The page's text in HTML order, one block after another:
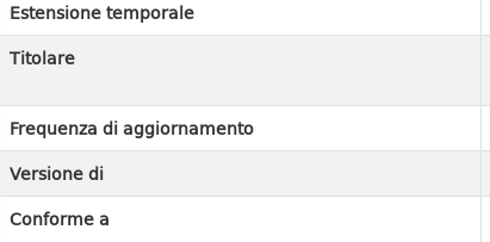
Estensione temporale
Titolare
Frequenza di aggiornamento
Versione di
Conforme a